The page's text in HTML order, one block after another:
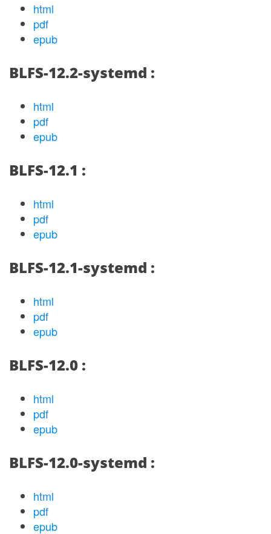
html
pdf
epub
BLFS-12.2-systemd :
html
pdf
epub
BLFS-12.1 :
html
pdf
epub
BLFS-12.1-systemd :
html
pdf
epub
BLFS-12.0 :
html
pdf
epub
BLFS-12.0-systemd :
html
pdf
epub